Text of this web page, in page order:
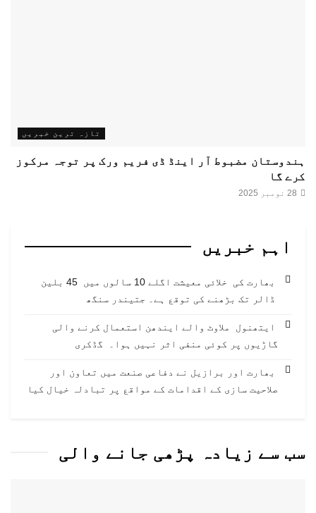
تازہ ترین خبریں
ہندوستان مضبوط آر اینڈ ڈی فریم ورک پر توجہ مرکوز
کرے گا
اہم خبریں
بھارت کی خلائی معیشت اگلے 10 سالوں میں 45 بلین
ڈالر تک بڑھنے کی توقع ہے۔ جتیندر سنگھ
ایتھنول ملاوٹ والے ایندھن استعمال کرنے والی
گاڑیوں پر کوئی منفی اثر نہیں ہوا۔ گڈکری
بھارت اور برازیل نے دفاعی صنعت میں تعاون اور
صلاحیت سازی کے اقدامات کے مواقع پر تبادلہ خیال کیا
سب سے زیادہ پڑھی جانے والی